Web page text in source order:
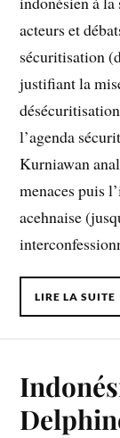
acteurs et
sécuritisation
justifiant la
l’agenda
Kurniawan
menaces puis
acehnaise
LIRE LA SUITE